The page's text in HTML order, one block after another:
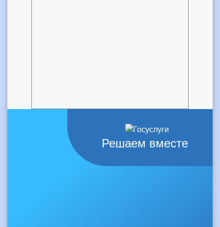
Решаем вместе